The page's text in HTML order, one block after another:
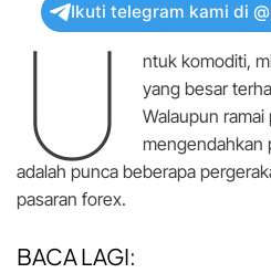
Ikuti telegram kami di
U
ntuk komoditi,
yang besar
Walaupun
mengendahkan
adalah punca beberapa
pasaran forex.
BACA LAGI: